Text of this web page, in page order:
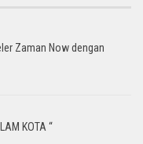
Zaman Now dengan
KOTA “